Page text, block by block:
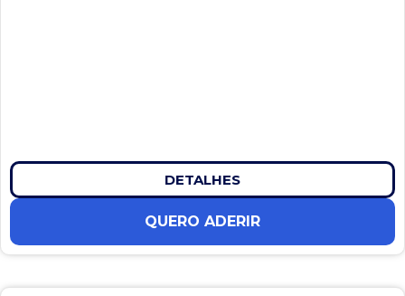
DETALHES
QUERO ADERIR